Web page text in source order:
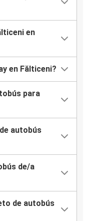
en
en Fălticeni?
para
autobús
de/a
de autobús